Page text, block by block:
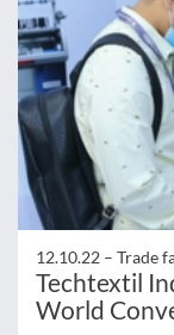
12.10.22 – Trade
Techtextil
World